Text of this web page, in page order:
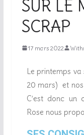
SUR LE
SCRAP
17 mars 2022
Le printemps va
20 mars) et
C’est donc un
Rose nous